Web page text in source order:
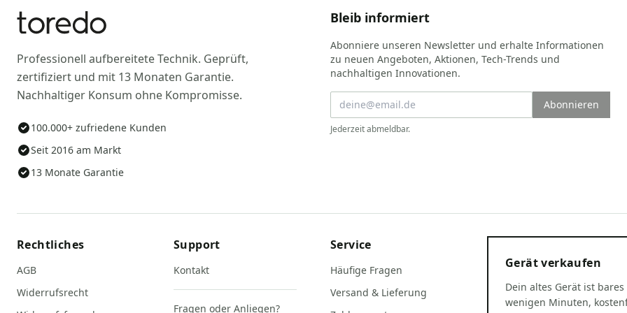
Professionell aufbereitete Technik. Geprüft,
zertifiziert und mit 13 Monaten Garantie.
Nachhaltiger Konsum ohne Kompromisse.
100.000+ zufriedene Kunden
Seit 2016 am Markt
13 Monate Garantie
Bleib informiert
Abonniere unseren Newsletter und erhalte Informationen
zu neuen Angeboten, Aktionen, Tech-Trends und
nachhaltigen Innovationen.
Abonnieren
Jederzeit abmeldbar.
Rechtliches
AGB
Widerrufsrecht
Support
Kontakt
Fragen oder Anliegen?
Service
Häufige Fragen
Versand & Lieferung
Gerät verkaufen
Dein altes Gerät ist
wenigen Minuten,